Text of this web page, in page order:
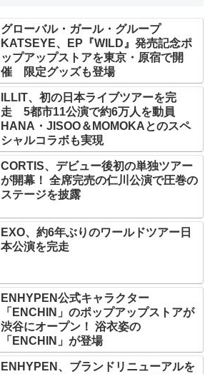
グローバル・ガール・グループ
KATSEYE、EP『WILD』発売記念ポ
ップアップストアを東京・原宿で開
催 限定グッズも登場
ILLIT、初の日本ライブツアーを完
走 5都市11公演で約6万人を動員
HANA・JISOO＆MOMOKAとのスペ
シャルコラボも実現
CORTIS、デビュー後初の単独ツアー
が開幕！ 全席完売の仁川公演で圧巻の
ステージを披露
EXO、約6年ぶりのワールドツアー日
本公演を完走
ENHYPEN公式キャラクター
「ENCHIN」のポップアップストアが
渋谷にオープン！ 浴衣姿の
「ENCHIN」が登場
ENHYPEN、ブランドリニューアルを